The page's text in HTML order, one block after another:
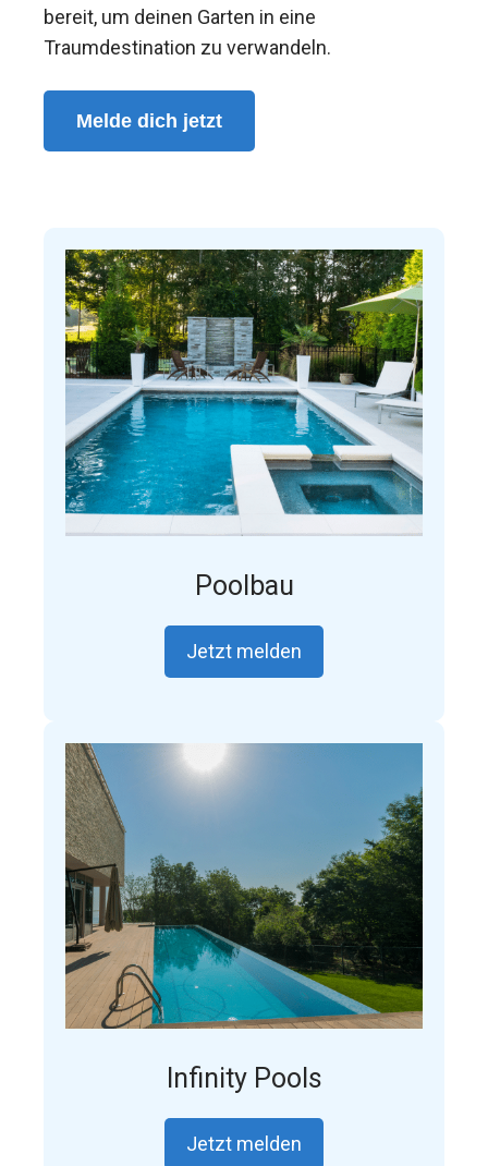
bereit, um deinen Garten in eine
Traumdestination zu verwandeln.
Melde dich jetzt
Poolbau
Jetzt melden
Infinity Pools
Jetzt melden